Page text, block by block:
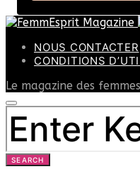
NOUS CONTACTER
CONDITIONS
Le magazine des
SEARCH
FOR:
SEARCH